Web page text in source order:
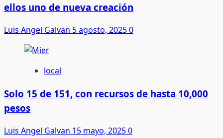
ellos uno de nueva creación
Luis Angel Galvan 5 agosto, 20250
local
Solo 15 de 151, con recursos de hasta 10,000
pesos
Luis Angel Galvan 15 mayo, 20250